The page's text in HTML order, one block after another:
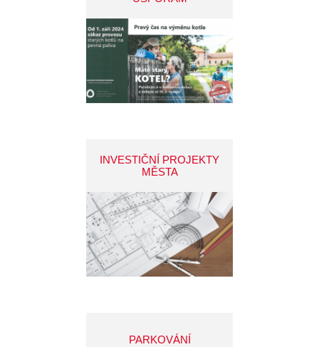
INVESTIČNÍ PROJEKTY
MĚSTA
PARKOVÁNÍ